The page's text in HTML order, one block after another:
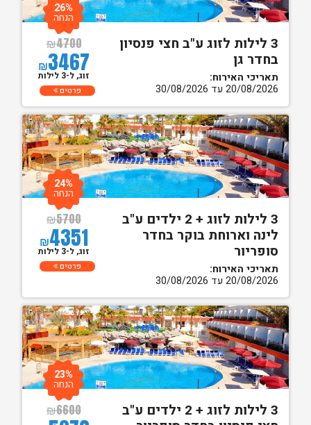
3 לילות לזוג ע"ב חצי פנסיון
בחדר גן
תאריכי האירוח:
20/08/2026 עד 30/08/2026
₪4700
₪3467
26%
הנחה
זוג, ל-3 לילות
פרטים
3 לילות לזוג + 2 ילדים ע"ב
לינה וארוחת בוקר בחדר
סופריור
תאריכי האירוח:
20/08/2026 עד 30/08/2026
₪5700
₪4351
24%
הנחה
זוג, ל-3 לילות
פרטים
3 לילות לזוג + 2 ילדים ע"ב
₪6600
23%
הנחה